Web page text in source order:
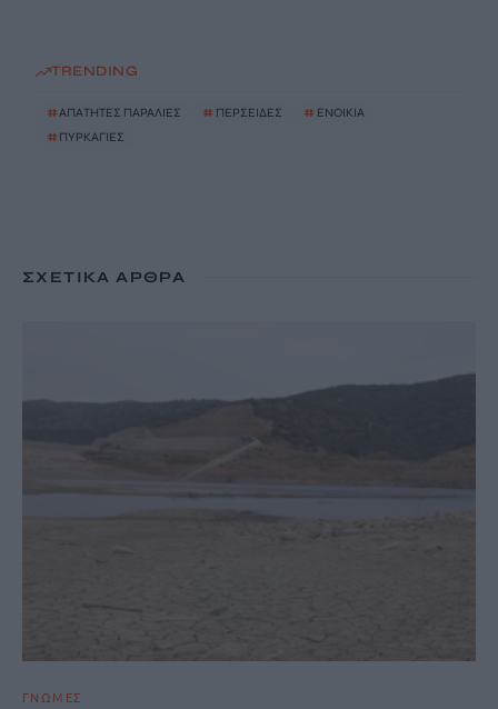
TRENDING
#ΑΠΑΤΗΤΕΣ ΠΑΡΑΛΙΕΣ # ΠΕΡΣΕΙΔΕΣ # ΕΝΟΙΚΙΑ
# ΠΥΡΚΑΓΙΕΣ
ΣΧΕΤΙΚΆ ΆΡΘΡΑ
ΓΝΩΜΕΣ